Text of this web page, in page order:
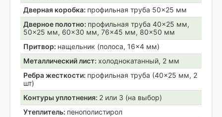
Дверная коробка: профильная труба 50×25 мм
Дверное полотно: профильная труба 40×25 мм,
50×25 мм, 60×30 мм, 76×45 мм, 80×50 мм
Притвор: нащельник (полоса, 16×4 мм)
Металлический лист: холоднокатанный, 2 мм
Ребра жесткости: профильная труба (40×25 мм, 2
шт)
Контуры уплотнения: 2 или 3 (на выбор)
Утеплитель: пенополистирол